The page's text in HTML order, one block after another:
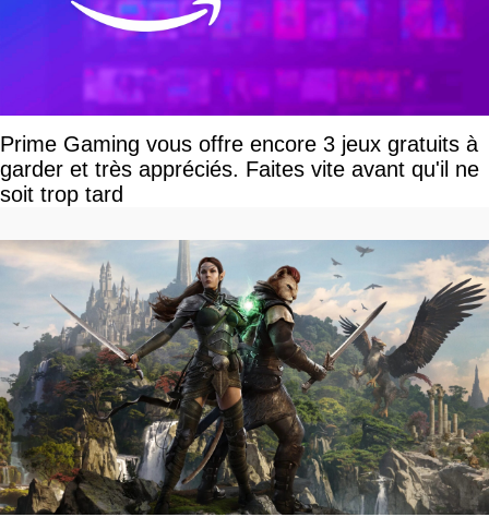
Prime Gaming vous offre encore 3 jeux gratuits à
garder et très appréciés. Faites vite avant qu'il ne
soit trop tard